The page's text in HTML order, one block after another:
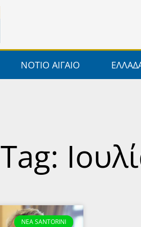
ΝΟΤΙΟ ΑΙΓΑΙΟ
Tag:
NEA SANTORINI